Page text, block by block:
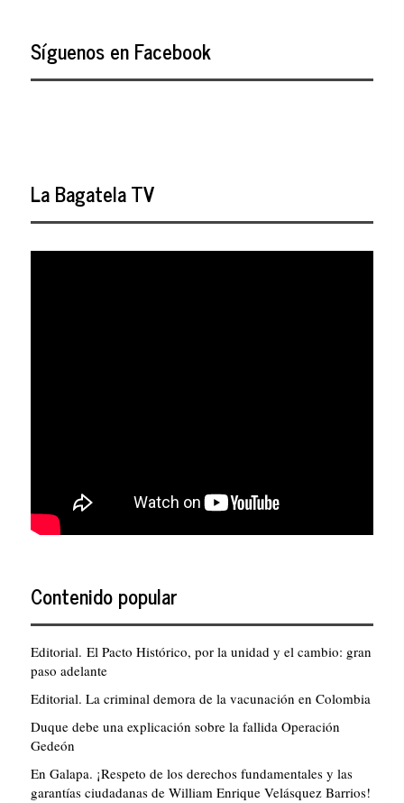
Síguenos en Facebook
La Bagatela TV
Contenido popular
Editorial. El Pacto Histórico, por la unidad y el cambio: gran
paso adelante
Editorial. La criminal demora de la vacunación en Colombia
Duque debe una explicación sobre la fallida Operación
Gedeón
En Galapa. ¡Respeto de los derechos fundamentales y las
garantías ciudadanas de William Enrique Velásquez Barrios!